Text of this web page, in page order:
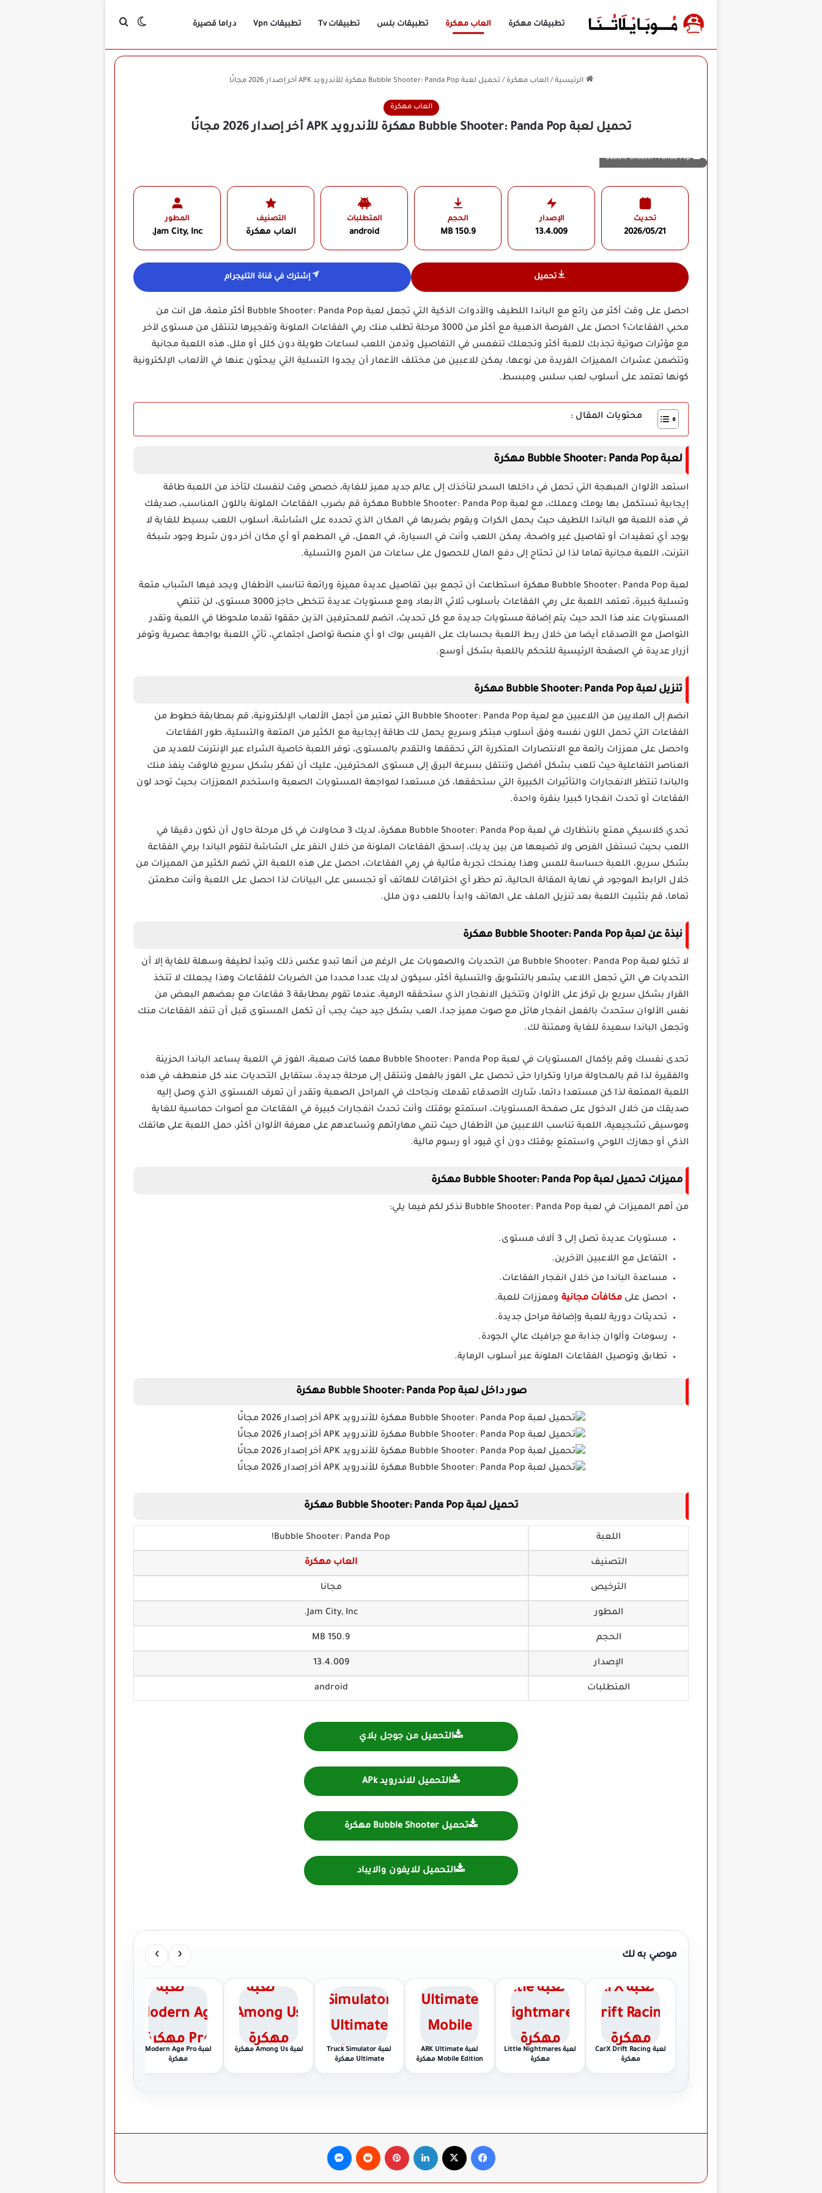
تطبيقات مهكرة العاب مهكرة تطبيقات بلس تطبيقات Tv تطبيقات Vpn دراما قصيرة الوضع المظلم
بحث عن
الرئيسية / العاب مهكرة / تحميل لعبة Bubble Shooter: Panda Pop مهكرة للأندرويد APK أخر إصدار 2026 مجانًا
العاب مهكرة
تحميل لعبة Bubble Shooter: Panda Pop مهكرة للأندرويد APK أخر إصدار 2026 مجانًا
Bubble Shooter: Panda Pop
تحديث
2026/05/21
الإصدار
13.4.009
الحجم
150.9 MB
المتطلبات
android
التصنيف
العاب مهكرة
المطور
Jam City, Inc.‏
تحميل إشترك في قناة التليجرام
احصل على وقت أكثر من رائع مع الباندا اللطيف والأدوات الذكية التي تجعل لعبة Bubble Shooter: Panda Pop أكثر متعة، هل انت من
محبي الفقاعات؟ احصل على الفرصة الذهبية مع أكثر من 3000 مرحلة تطلب منك رمي الفقاعات الملونة وتفجيرها لتنتقل من مستوى لآخر
مع مؤثرات صوتية تجذبك للعبة أكثر وتجعلك تنغمس في التفاصيل وتدمن اللعب لساعات طويلة دون كلل أو ملل، هذه اللعبة مجانية
وتتضمن عشرات المميزات الفريدة من نوعها، يمكن للاعبين من مختلف الأعمار أن يجدوا التسلية التي يبحثون عنها في الألعاب الإلكترونية
كونها تعتمد على أسلوب لعب سلس ومبسط.
محتويات المقال :
لعبة Bubble Shooter: Panda Pop مهكرة
استعد الألوان المبهجة التي تحمل في داخلها السحر لتأخذك إلى عالم جديد مميز للغاية، خصص وقت لنفسك لتأخذ من اللعبة طاقة
إيجابية تستكمل بها يومك وعملك، مع لعبة Bubble Shooter: Panda Pop مهكرة قم بضرب الفقاعات الملونة باللون المناسب، صديقك
في هذه اللعبة هو الباندا اللطيف حيث يحمل الكرات ويقوم بضربها في المكان الذي تحدده على الشاشة، أسلوب اللعب بسيط للغاية لا
يوجد أي تعقيدات أو تفاصيل غير واضحة، يمكن اللعب وأنت في السيارة، في العمل، في المطعم أو أي مكان آخر دون شرط وجود شبكة
انترنت، اللعبة مجانية تماما لذا لن تحتاج إلى دفع المال للحصول على ساعات من المرح والتسلية.
لعبة Bubble Shooter: Panda Pop مهكرة استطاعت أن تجمع بين تفاصيل عديدة مميزة ورائعة تناسب الأطفال ويجد فيها الشباب متعة
وتسلية كبيرة، تعتمد اللعبة على رمي الفقاعات بأسلوب ثلاثي الأبعاد ومع مستويات عديدة تتخطى حاجز 3000 مستوى، لن تنتهي
المستويات عند هذا الحد حيث يتم إضافة مستويات جديدة مع كل تحديث، انضم للمحترفين الذين حققوا تقدما ملحوظا في اللعبة وتقدر
التواصل مع الأصدقاء أيضا من خلال ربط اللعبة بحسابك على الفيس بوك او أي منصة تواصل اجتماعي، تأتي اللعبة بواجهة عصرية وتوفر
أزرار عديدة في الصفحة الرئيسية للتحكم باللعبة بشكل أوسع.
تنزيل لعبة Bubble Shooter: Panda Pop مهكرة
انضم إلى الملايين من اللاعبين مع لعية Bubble Shooter: Panda Pop التي تعتبر من أجمل الألعاب الإلكترونية، قم بمطابقة خطوط من
الفقاعات التي تحمل اللون نفسه وفق أسلوب مبتكر وسريع يحمل لك طاقة إيجابية مع الكثير من المتعة والتسلية، طور الفقاعات
واحصل على معززات رائعة مع الانتصارات المتكررة التي تحققها والتقدم بالمستوى، توفر اللعبة خاصية الشراء عبر الإنترنت للعديد من
العناصر التفاعلية حيث تلعب بشكل أفضل وتنتقل بسرعة البرق إلى مستوى المحترفين، عليك أن تفكر بشكل سريع فالوقت ينفذ منك
والباندا تنتظر الانفجارات والتأثيرات الكبيرة التي ستحققها، كن مستعدا لمواجهة المستويات الصعبة واستخدم المعززات بحيث توحد لون
الفقاعات أو تحدث انفجارا كبيرا بنقرة واحدة.
تحدي كلاسيكي ممتع بانتظارك في لعبة Bubble Shooter: Panda Pop مهكرة، لديك 3 محاولات في كل مرحلة حاول أن تكون دقيقا في
اللعب بحيث تستغل الفرص ولا تضيعها من بين يديك، إسحق الفقاعات الملونة من خلال النقر على الشاشة لتقوم الباندا برمي الفقاعة
بشكل سريع، اللعبة حساسة للمس وهذا يمنحك تجربة مثالية في رمي الفقاعات، احصل على هذه اللعبة التي تضم الكثير من المميزات من
خلال الرابط الموجود في نهاية المقالة الحالية، تم حظر أي اختراقات للهاتف أو تجسس على البيانات لذا احصل على اللعبة وأنت مطمئن
تماما، قم بتثبيت اللعبة بعد تنزيل الملف على الهاتف وابدأ باللعب دون ملل.
نبذة عن لعبة Bubble Shooter: Panda Pop مهكرة
لا تخلو لعبة Bubble Shooter: Panda Pop من التحديات والصعوبات على الرغم من أنها تبدو عكس ذلك وتبدأ لطيفة وسهلة للغاية إلا أن
التحديات هي التي تجعل اللاعب يشعر بالتشويق والتسلية أكثر، سيكون لديك عددا محددا من الضربات للفقاعات وهذا يجعلك لا تتخذ
القرار بشكل سريع بل تركز على الألوان وتتخيل الانفجار الذي ستحققه الرمية، عندما تقوم بمطابقة 3 فقاعات مع بعضهم البعض من
نفس الألوان ستحدث بالفعل انفجار هائل مع صوت مميز جدا، العب بشكل جيد حيث يجب أن تكمل المستوى قبل أن تنفد الفقاعات منك
وتجعل الباندا سعيدة للغاية وممتنة لك.
تحدى نفسك وقم بإكمال المستويات في لعبة Bubble Shooter: Panda Pop مهما كانت صعبة، الفوز في اللعبة يساعد الباندا الحزينة
والفقيرة لذا قم بالمحاولة مرارا وتكرارا حتى تحصل على الفوز بالفعل وتنتقل إلى مرحلة جديدة، ستقابل التحديات عند كل منعطف في هذه
اللعبة الممتعة لذا كن مستعدا دائما، شارك الأصدقاء تقدمك ونجاحك في المراحل الصعبة وتقدر أن تعرف المستوى الذي وصل إليه
صديقك من خلال الدخول على صفحة المستويات، استمتع بوقتك وأنت تحدث انفجارات كبيرة في الفقاعات مع أصوات حماسية للغاية
وموسيقى تشجيعية، اللعبة تناسب اللاعبين من الأطفال حيث تنمي مهاراتهم وتساعدهم على معرفة الألوان أكثر، حمل اللعبة على هاتفك
الذكي أو جهازك اللوحي واستمتع بوقتك دون أي قيود أو رسوم مالية.
مميزات تحميل لعبة Bubble Shooter: Panda Pop مهكرة
من أهم المميزات في لعبة Bubble Shooter: Panda Pop نذكر لكم فيما يلي:
مستويات عديدة تصل إلى 3 آلاف مستوى.
التفاعل مع اللاعبين الآخرين.
مساعدة الباندا من خلال انفجار الفقاعات.
احصل على مكافآت مجانية ومعززات للعبة.
تحديثات دورية للعبة وإضافة مراحل جديدة.
رسومات وألوان جذابة مع جرافيك عالي الجودة.
تطابق وتوصيل الفقاعات الملونة عبر أسلوب الرماية.
صور داخل لعبة Bubble Shooter: Panda Pop مهكرة
تحميل لعبة Bubble Shooter: Panda Pop مهكرة
اللعبة Bubble Shooter: Panda Pop!
التصنيف العاب مهكرة
الترخيص مجانا
المطور Jam City, Inc.‏
الحجم 150.9 MB
الإصدار 13.4.009
المتطلبات android
التحميل من جوجل بلاي
التحميل للاندرويد APk
تحميل Bubble Shooter مهكرة
التحميل للايفون والايباد
موصي به لك ‹
›
لعبة CarX Drift Racing
مهكرة
لعبة Little Nightmares
مهكرة
لعبة ARK Ultimate
Mobile Edition مهكرة
لعبة Truck Simulator
Ultimate مهكرة
لعبة Among Us مهكرة
لعبة Modern Age Pro
مهكرة
فيسبوك لينكدإن بينتيريست